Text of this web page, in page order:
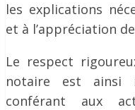
les explications
et à l’appréciation
Le respect
notaire est ainsi
conférant aux